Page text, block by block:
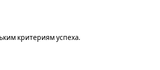
критериям успеха.